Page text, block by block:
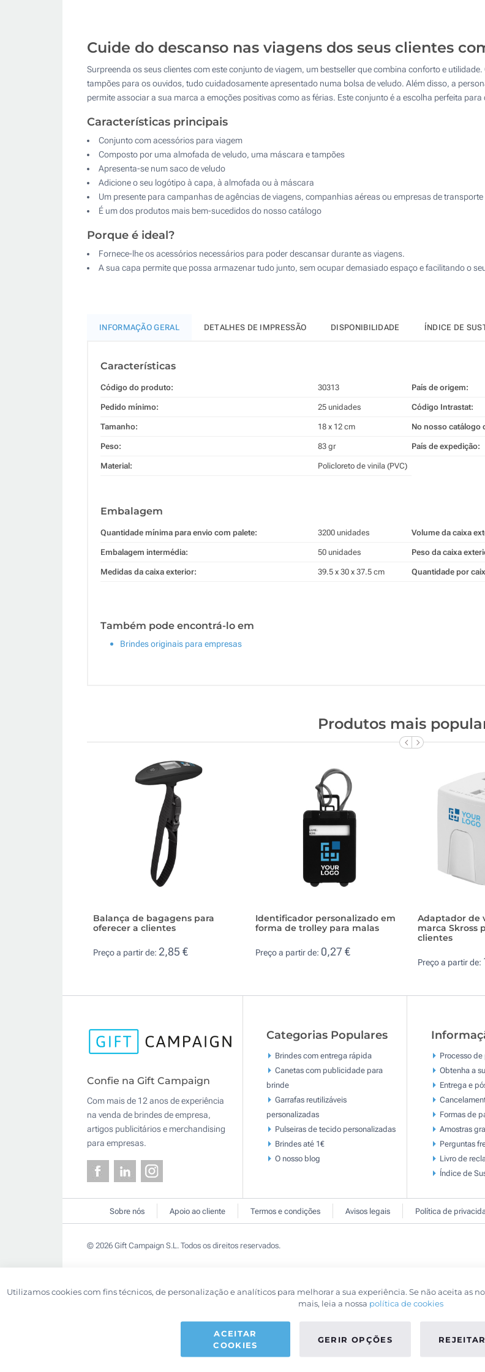
Transferência digital a cores (Numa
Sem impressão
250
500
Outra :
Cuide do descanso nas viagens dos seus clientes
Surpreenda os seus clientes com este conjunto de viagem, um bestseller que combina conforto e
tampões para os ouvidos, tudo cuidadosamente apresentado numa bolsa de veludo. Além disso, a
permite associar a sua marca a emoções positivas como as férias. Este conjunto é a escolha perfeita
Características principais
Conjunto com acessórios para viagem
Composto por uma almofada de veludo, uma máscara e tampões
Apresenta-se num saco de veludo
Adicione o seu logótipo à capa, à almofada ou à máscara
Um presente para campanhas de agências de viagens, companhias aéreas ou empresas de transporte
É um dos produtos mais bem-sucedidos do nosso catálogo
Porque é ideal?
Fornece-lhe os acessórios necessários para poder descansar durante as viagens.
A sua capa permite que possa armazenar tudo junto, sem ocupar demasiado espaço e facilitando o
INFORMAÇÃO GERAL DETALHES DE IMPRESSÃO DISPONIBILIDADE ÍNDICE DE
Características
Código do produto: 30313
Pedido mínimo: 25 unidades
Tamanho: 18 x 12 cm
Peso: 83 gr
Material: Policloreto de vinila (PVC)
País de origem:
Código Intrastat:
No nosso catálogo
País de expedição:
Embalagem
Quantidade mínima para envio com palete: 3200 unidades
Embalagem intermédia: 50 unidades
Medidas da caixa exterior: 39.5 x 30 x 37.5 cm
Volume da caixa
Peso da caixa
Quantidade por
Também pode encontrá-lo em
Brindes originais para empresas
Produtos mais
Balança de bagagens para
oferecer a clientes
Preço a partir de: 2,85 €
Identificador personalizado em
forma de trolley para malas
Preço a partir de: 0,27 €
Adaptador de
marca Skross
clientes
Preço a partir de:
Confie na Gift Campaign
Com mais de 12 anos de experiência
na venda de brindes de empresa,
artigos publicitários e merchandising
para empresas.
Categorias Populares
Brindes com entrega rápida
Canetas com publicidade para
brinde
Garrafas reutilizáveis
personalizadas
Pulseiras de tecido personalizadas
Brindes até 1€
O nosso blog
Processo
Obtenha a
Entrega e
Formas de
Amostras
Perguntas
Livro de
Índice de
Sobre nós Apoio ao cliente Termos e condições Avisos legais Política de
© 2026 Gift Campaign S.L. Todos os direitos reservados.
Utilizamos cookies com fins técnicos, de personalização e analíticos para melhorar a sua experiência. Se não aceita as
mais, leia a nossa política de cookies
ACEITAR
COOKIES
GERIR OPÇÕES